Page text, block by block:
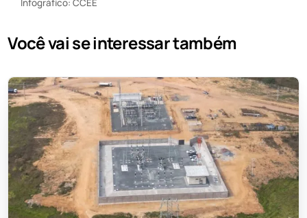
Infográfico: CCEE
Você vai se interessar também